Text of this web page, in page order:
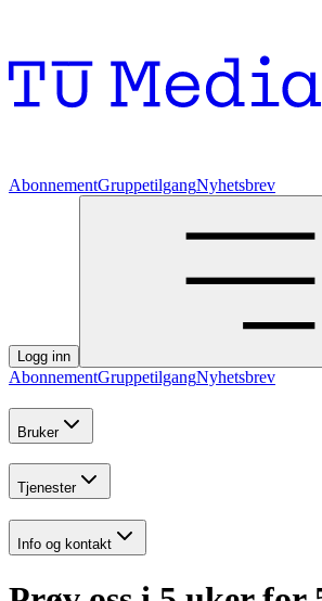
AbonnementGruppetilgangNyhetsbrev
Logg inn
AbonnementGruppetilgangNyhetsbrev
Bruker
Tjenester
Info og kontakt